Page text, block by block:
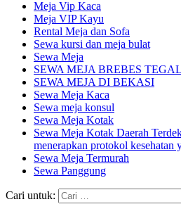
Meja Vip Kaca
Meja VIP Kayu
Rental Meja dan Sofa
Sewa kursi dan meja bulat
Sewa Meja
SEWA MEJA BREBES
SEWA MEJA DI BEKASI
Sewa Meja Kaca
Sewa meja konsul
Sewa Meja Kotak
Sewa Meja Kotak Daerah
menerapkan protokol kesehatan
Sewa Meja Termurah
Sewa Panggung
Cari untuk: